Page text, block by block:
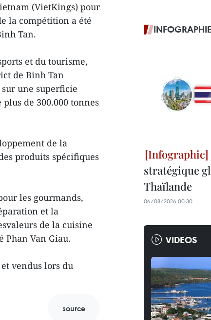
(VietKings) pour
la compétition a été
Tan.
et du tourisme,
de Binh Tan
une superficie
de 300.000 tonnes
de la
produits spécifiques
les gourmands,
et la
de la cuisine
Phan Van Giau.
vendus lors du
source
stratégique
Thaïlande
06/08/2026 00:30
VIDEOS